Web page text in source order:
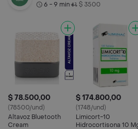
6 - 9 min• $ 3500
$ 78.500,00
(78500/und)
Altavoz Bluetooth
Cream
$ 174.800,00
(1748/und)
Limicort-10
Hidrocortisona 10